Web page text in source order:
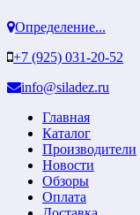
Определение...
+7 (925) 031-20-52
info@siladez.ru
Главная
Каталог
Производители
Новости
Обзоры
Оплата